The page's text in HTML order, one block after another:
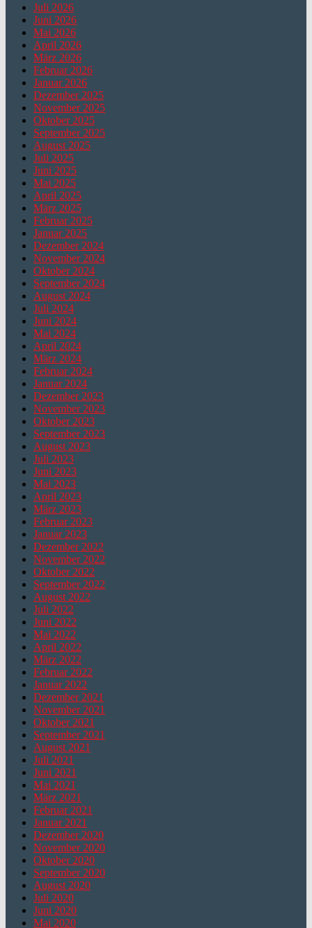
Juli 2026
Juni 2026
Mai 2026
April 2026
März 2026
Februar 2026
Januar 2026
Dezember 2025
November 2025
Oktober 2025
September 2025
August 2025
Juli 2025
Juni 2025
Mai 2025
April 2025
März 2025
Februar 2025
Januar 2025
Dezember 2024
November 2024
Oktober 2024
September 2024
August 2024
Juli 2024
Juni 2024
Mai 2024
April 2024
März 2024
Februar 2024
Januar 2024
Dezember 2023
November 2023
Oktober 2023
September 2023
August 2023
Juli 2023
Juni 2023
Mai 2023
April 2023
März 2023
Februar 2023
Januar 2023
Dezember 2022
November 2022
Oktober 2022
September 2022
August 2022
Juli 2022
Juni 2022
Mai 2022
April 2022
März 2022
Februar 2022
Januar 2022
Dezember 2021
November 2021
Oktober 2021
September 2021
August 2021
Juli 2021
Juni 2021
Mai 2021
März 2021
Februar 2021
Januar 2021
Dezember 2020
November 2020
Oktober 2020
September 2020
August 2020
Juli 2020
Juni 2020
Mai 2020